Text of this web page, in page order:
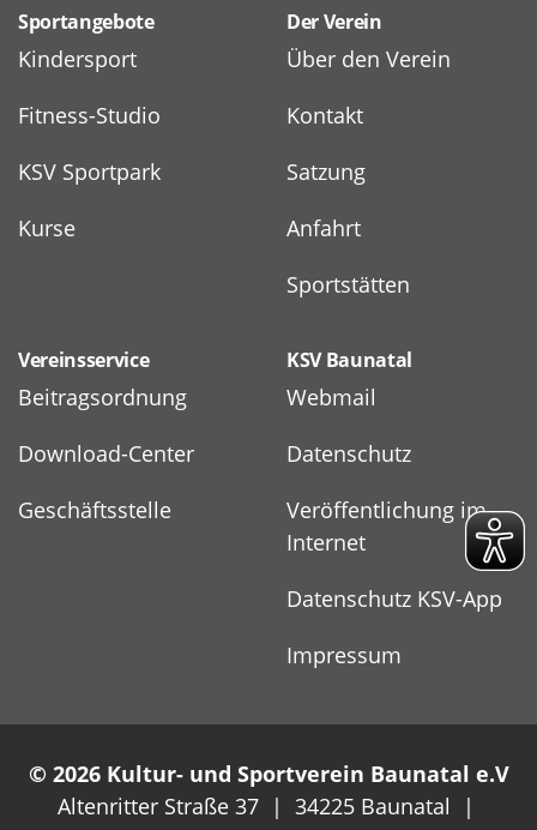
Sportangebote
Kindersport
Fitness-Studio
KSV Sportpark
Kurse
Der Verein
Über den Verein
Kontakt
Satzung
Anfahrt
Sportstätten
Vereinsservice
Beitragsordnung
Download-Center
Geschäftsstelle
KSV Baunatal
Webmail
Datenschutz
Veröffentlichung im
Internet
Datenschutz KSV-App
Impressum
© 2026 Kultur- und Sportverein Baunatal e.V
Altenritter Straße 37 | 34225 Baunatal |